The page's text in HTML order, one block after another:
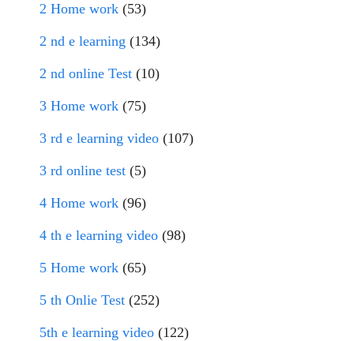
2 Home work (53)
2 nd e learning (134)
2 nd online Test (10)
3 Home work (75)
3 rd e learning video (107)
3 rd online test (5)
4 Home work (96)
4 th e learning video (98)
5 Home work (65)
5 th Onlie Test (252)
5th e learning video (122)